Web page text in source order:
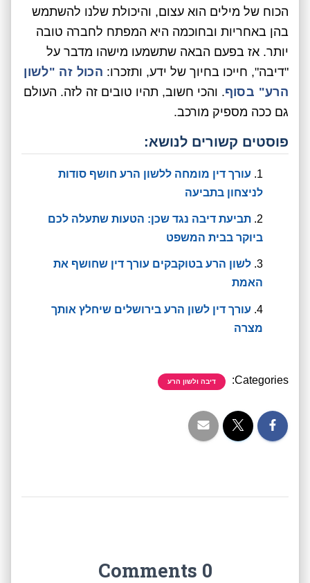
הכוח של מילים הוא עצום, והיכולת שלנו להשתמש
בהן באחריות ובחוכמה היא המפתח לחברה טובה
יותר. אז בפעם הבאה שתשמעו מישהו מדבר על
"דיבה", חייכו בחיוך של ידע, ותזכרו: הכול זה "לשון
הרע" בסוף. והכי חשוב, תהיו טובים זה לזה. העולם
גם ככה מספיק מורכב.
פוסטים קשורים לנושא:
עורך דין מומחה ללשון הרע חושף סודות
לניצחון בתביעה
תביעת דיבה נגד שכן: הטעות שתעלה לכם
ביוקר בבית המשפט
לשון הרע בטוקבקים עורך דין שחושף את
האמת
עורך דין לשון הרע בירושלים שיחלץ אותך
מצרה
Categories: דיבה ולשון הרע
0 Comments